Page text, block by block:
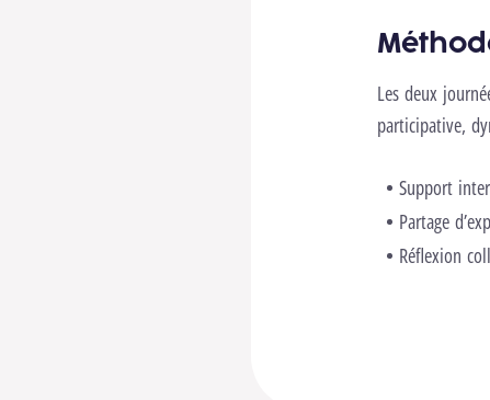
Les deux
participative,
Support
Partage
Réflexion